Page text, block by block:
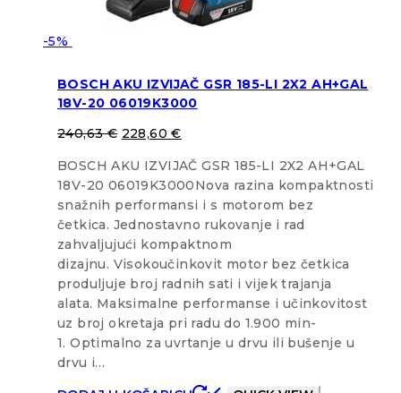
-5%
BOSCH AKU IZVIJAČ GSR 185-LI 2X2 AH+GAL
18V-20 06019K3000
240,63€ 228,60€
BOSCH AKU IZVIJAČ GSR 185-LI 2X2 AH+GAL
18V-20 06019K3000Nova razina kompaktnosti
snažnih performansi i s motorom bez
četkica. Jednostavno rukovanje i rad
zahvaljujući kompaktnom
dizajnu. Visokoučinkovit motor bez četkica
produljuje broj radnih sati i vijek trajanja
alata. Maksimalne performanse i učinkovitost
uz broj okretaja pri radu do 1.900 min-
1. Optimalno za uvrtanje u drvu ili bušenje u
drvu i…